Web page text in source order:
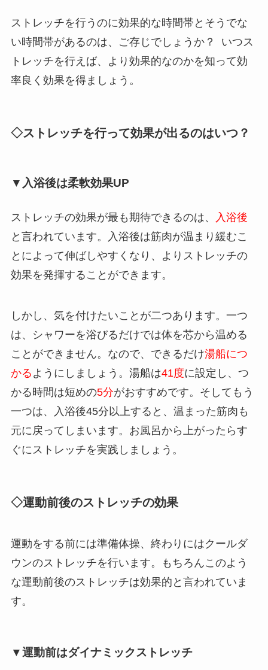
ストレッチを行うのに効果的な時間帯とそうでな
い時間帯があるのは、ご存じでしょうか？ いつス
トレッチを行えば、より効果的なのかを知って効
率良く効果を得ましょう。
◇ストレッチを行って効果が出るのはいつ？
▼入浴後は柔軟効果UP
ストレッチの効果が最も期待できるのは、
入浴後
と言われています。入浴後は筋肉が温まり緩むこ
とによって伸ばしやすくなり、よりストレッチの
効果を発揮することができます。
しかし、気を付けたいことが二つあります。一つ
は、シャワーを浴びるだけでは体を芯から温める
ことができません。なので、できるだけ湯船につ
かる ようにしましょう。湯船は41度に設定し、つ
かる時間は短めの5分がおすすめです。そしてもう
一つは、入浴後45分以上すると、温まった筋肉も
元に戻ってしまいます。お風呂から上がったらす
ぐにストレッチを実践しましょう。
◇運動前後のストレッチの効果
運動をする前には準備体操、終わりにはクールダ
ウンのストレッチを行います。もちろんこのよう
な運動前後のストレッチは効果的と言われていま
す。
▼運動前はダイナミックストレッチ